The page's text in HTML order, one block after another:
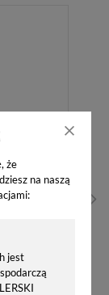
że
na naszą
jest